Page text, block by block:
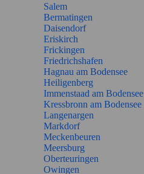
Salem
Bermatingen
Daisendorf
Eriskirch
Frickingen
Friedrichshafen
Hagnau am Bodensee
Heiligenberg
Immenstaad am Bodensee
Kressbronn am Bodensee
Langenargen
Markdorf
Meckenbeuren
Meersburg
Oberteuringen
Owingen